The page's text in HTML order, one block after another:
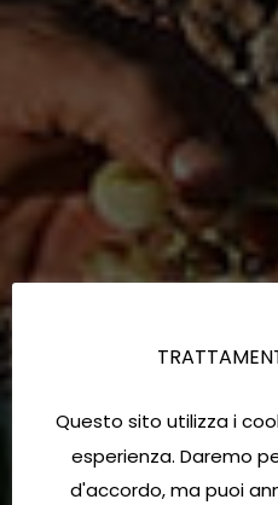
Questo sito utilizza i
esperienza. Daremo
d'accordo, ma puoi